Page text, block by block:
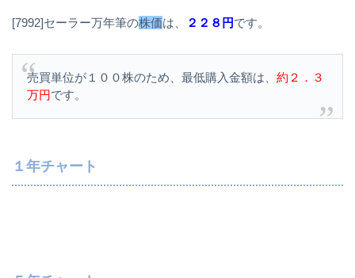
[7992]セーラー万年筆の株価は、 ２２８円です。
売買単位が１００株のため、最低購入金額は、 約２．３
万円です。
１年チャート